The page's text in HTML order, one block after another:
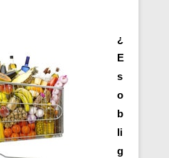
¿
E
s
o
b
li
g